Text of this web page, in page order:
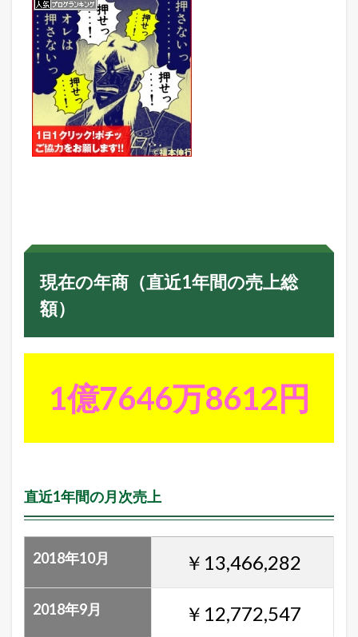
現在の年商（直近1年間の売上総
額）
1億7646万8612円
直近1年間の月次売上
2018年10月 ￥13,466,282
2018年9月 ￥12,772,547